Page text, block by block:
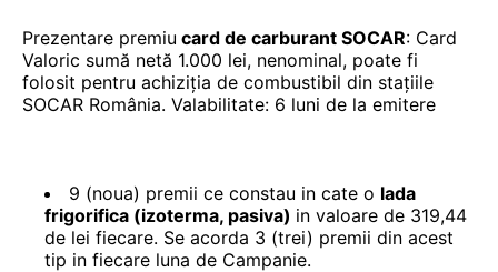
Prezentare premiu card de carburant SOCAR: Card
Valoric sumă netă 1.000 lei, nenominal, poate fi
folosit pentru achiziția de combustibil din stațiile
SOCAR România. Valabilitate: 6 luni de la emitere
9 (noua) premii ce constau in cate o lada
frigorifica (izoterma, pasiva) in valoare de 319,44
de lei fiecare. Se acorda 3 (trei) premii din acest
tip in fiecare luna de Campanie.